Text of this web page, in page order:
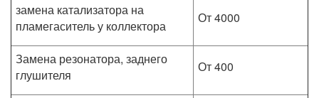
замена катализатора на
пламегаситель у коллектора
От 4000
Замена резонатора, заднего
глушителя
От 400